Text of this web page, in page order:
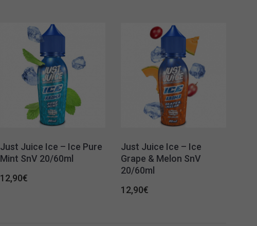
Just Juice Ice – Ice Pure
Mint SnV 20/60ml
12,90€
Just Juice Ice – Ice
Grape & Melon SnV
20/60ml
12,90€